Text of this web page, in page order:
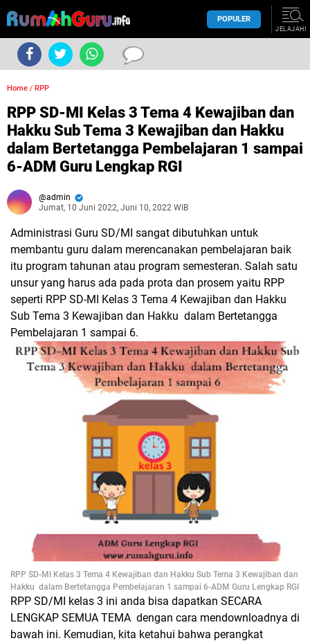
POPULER
JELAJAHI
Home / RPP
RPP SD-MI Kelas 3 Tema 4 Kewajiban dan
Hakku Sub Tema 3 Kewajiban dan Hakku
dalam Bertetangga Pembelajaran 1 sampai
6-ADM Guru Lengkap RGI
admin
Jumat, 10 Juni 2022, Juni 10, 2022 WIB
Administrasi Guru SD/MI sangat dibutuhkan untuk
membantu guru dalam merencanakan pembelajaran baik
itu program tahunan atau program semesteran. Salah satu
unsur yang harus ada pada prota dan prosem yaitu RPP
seperti RPP SD-MI Kelas 3 Tema 4 Kewajiban dan Hakku
Sub Tema 3 Kewajiban dan Hakku dalam Bertetangga
Pembelajaran 1 sampai 6.
RPP SD-MI Kelas 3 Tema 4 Kewajiban dan Hakku Sub Tema 3 Kewajiban dan
Hakku dalam Bertetangga Pembelajaran 1 sampai 6-ADM Guru Lengkap RGI
RPP SD/MI kelas 3 ini anda bisa dapatkan SECARA
LENGKAP SEMUA TEMA dengan cara mendownloadnya di
bawah ini. Kemudian, kita ketahui bahwa perangkat